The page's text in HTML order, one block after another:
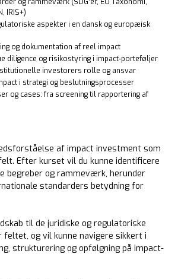
IRIS+)
aspekter i en dansk og europæisk
og dokumentation af reel impact
diligence og risikostyring i impact-porteføljer
investorers rolle og ansvar
i strategi og beslutningsprocesser
og cases: fra screening til rapportering af
af impact investment som
Efter kurset vil du kunne identificere
begreber og rammeværk, herunder
standarders betydning for
til de juridiske og regulatoriske
feltet, og vil kunne navigere sikkert i
strukturering og opfølgning på impact-